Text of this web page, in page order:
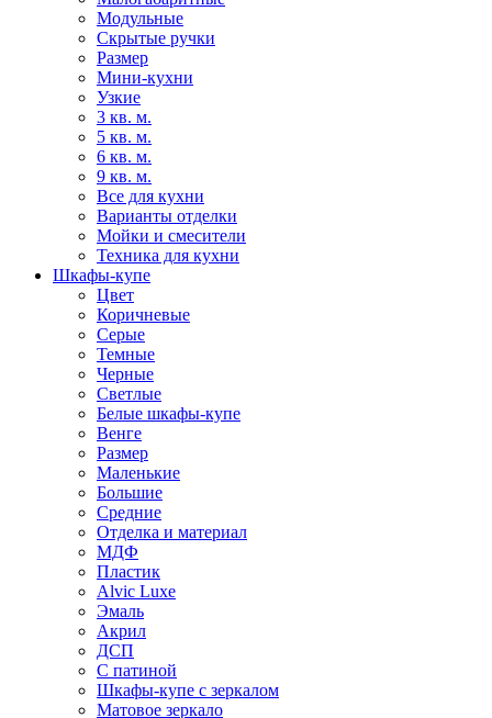
Модульные
Скрытые ручки
Размер
Мини-кухни
Узкие
3 кв. м.
5 кв. м.
6 кв. м.
9 кв. м.
Все для кухни
Варианты отделки
Мойки и смесители
Техника для кухни
Шкафы-купе
Цвет
Коричневые
Серые
Темные
Черные
Светлые
Белые шкафы-купе
Венге
Размер
Маленькие
Большие
Средние
Отделка и материал
МДФ
Пластик
Alvic Luxe
Эмаль
Акрил
ДСП
С патиной
Шкафы-купе с зеркалом
Матовое зеркало